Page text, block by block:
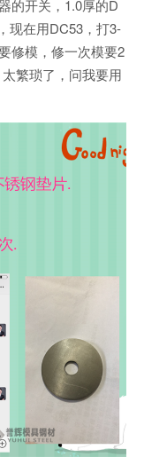
的开关，1.0厚的D
现在用DC53，打3-
修模，修一次模要2
繁琐了，问我要用